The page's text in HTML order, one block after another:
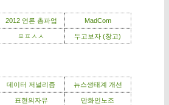
2012 언론 총파업 MadCom
ㅍㅍㅅㅅ 두고보자 (창고)
데이터 저널리즘 뉴스생태계 개선
표현의자유 만화인노조